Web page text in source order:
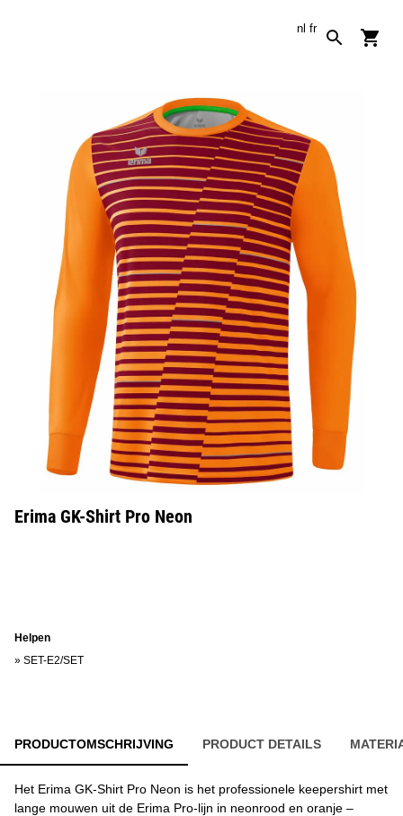
nl fr
Erima GK-Shirt Pro Neon
Helpen
» SET-E2/SET
PRODUCTOMSCHRIJVING PRODUCT DETAILS
Het Erima GK-Shirt Pro Neon is het professionele keepershirt met
lange mouwen uit de Erima Pro-lijn in neonrood en oranje –